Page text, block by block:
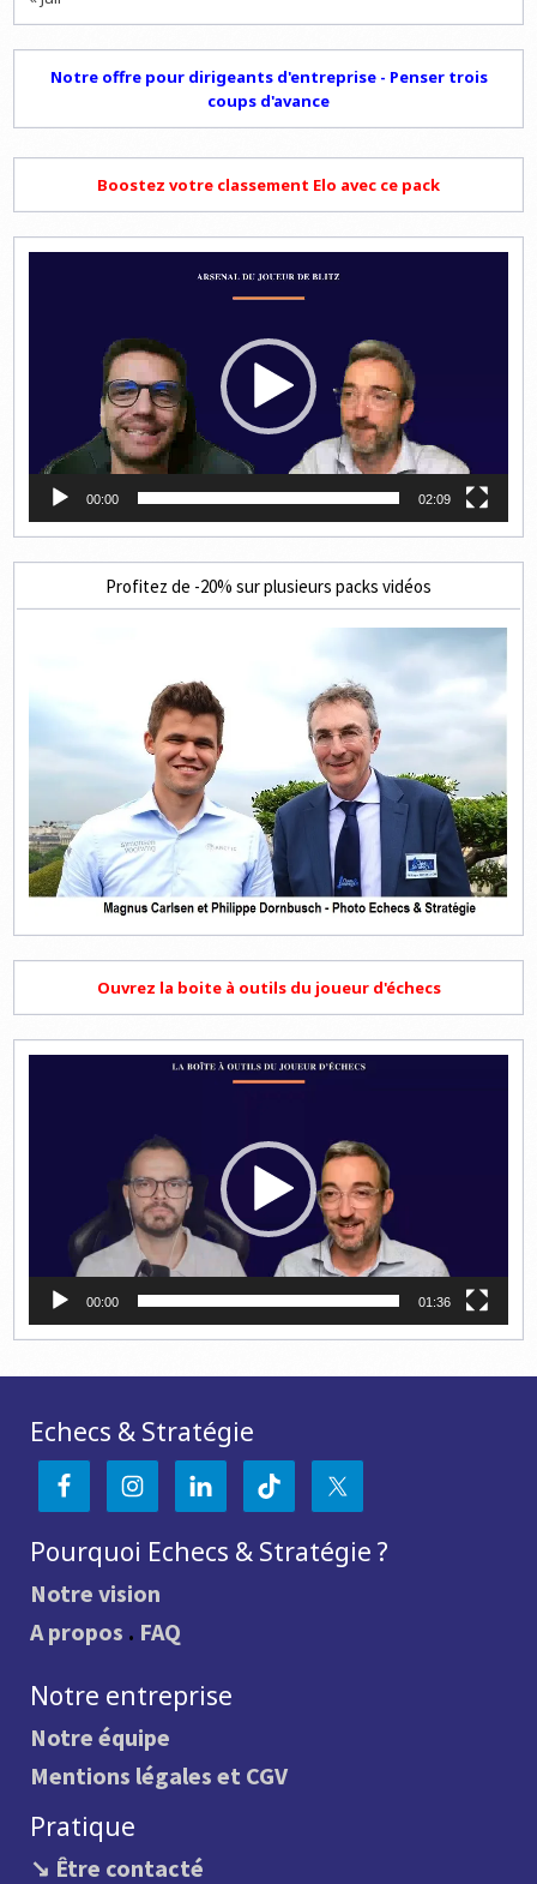
Notre offre pour dirigeants d'entreprise - Penser trois
coups d'avance
Boostez votre classement Elo avec ce pack
00:00 02:09
Profitez de -20% sur plusieurs packs vidéos
Ouvrez la boite à outils du joueur d'échecs
00:00 01:36
Echecs & Stratégie
Pourquoi Echecs & Stratégie ?
Notre vision
A propos . FAQ
Notre entreprise
Notre équipe
Mentions légales et CGV
Pratique
↘ Être contacté